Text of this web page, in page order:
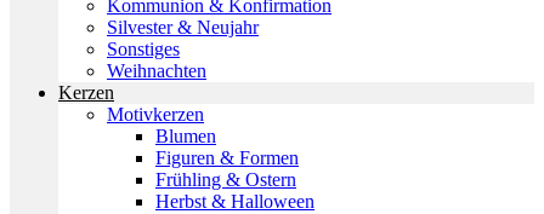
Kommunion & Konfirmation
Silvester & Neujahr
Sonstiges
Weihnachten
Kerzen
Motivkerzen
Blumen
Figuren & Formen
Frühling & Ostern
Herbst & Halloween